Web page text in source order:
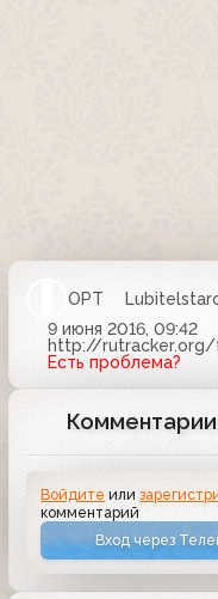
ОРТ
9 июня 2016, 09:42
http://rutracker.org/
Есть проблема?
Комментарии
Войдите или
комментарий
Вход через